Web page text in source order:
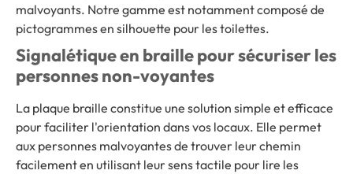
malvoyants. Notre gamme est notamment composé de
pictogrammes en silhouette pour les toilettes.
Signalétique en braille pour sécuriser les
personnes non-voyantes
La plaque braille constitue une solution simple et efficace
pour faciliter l'orientation dans vos locaux. Elle permet
aux personnes malvoyantes de trouver leur chemin
facilement en utilisant leur sens tactile pour lire les